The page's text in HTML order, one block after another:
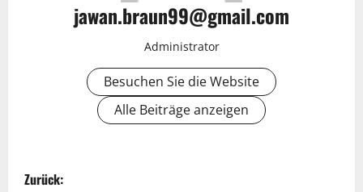
jawan.braun99@gmail.com
Administrator
Besuchen Sie die Website
Alle Beiträge anzeigen
B
Zurück: